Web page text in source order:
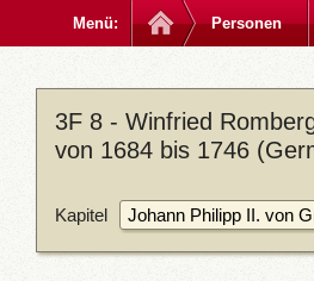
Menü: Personen
3F 8 - Winfried
von 1684 bis 1746
Kapitel